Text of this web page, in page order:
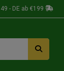
- DE ab €199